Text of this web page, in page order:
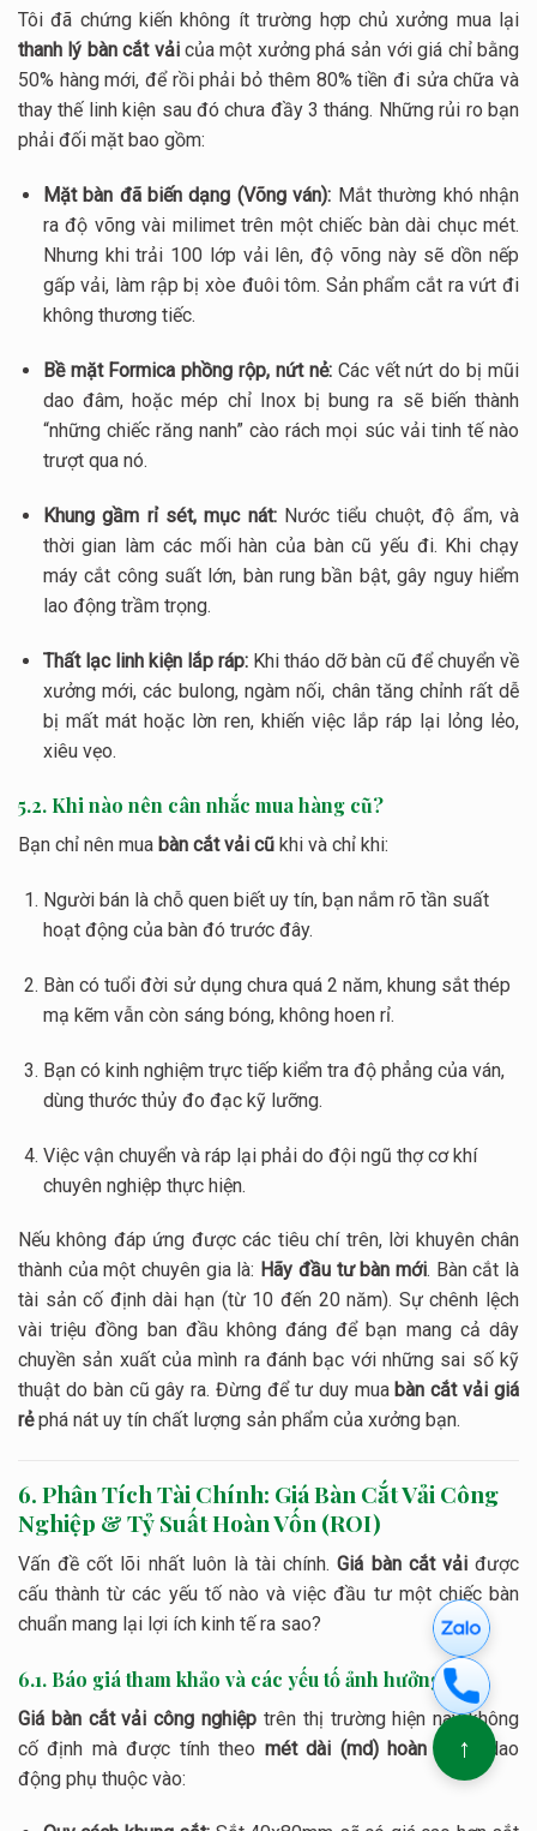
Tôi đã chứng kiến không ít trường hợp chủ xưởng mua lại
thanh lý bàn cắt vảicủa một xưởng phá sản với giá chỉ bằng
50% hàng mới, để rồi phải bỏ thêm 80% tiền đi sửa chữa và
thay thế linh kiện sau đó chưa đầy 3 tháng. Những rủi ro bạn
phải đối mặt bao gồm:
Mặt bàn đã biến dạng (Võng ván): Mắt thường khó nhận
ra độ võng vài milimet trên một chiếc bàn dài chục mét.
Nhưng khi trải 100 lớp vải lên, độ võng này sẽ dồn nếp
gấp vải, làm rập bị xòe đuôi tôm. Sản phẩm cắt ra vứt đi
không thương tiếc.
Bề mặt Formica phồng rộp, nứt nẻ:Các vết nứt do bị mũi
dao đâm, hoặc mép chỉ Inox bị bung ra sẽ biến thành
“những chiếc răng nanh” cào rách mọi súc vải tinh tế nào
trượt qua nó.
Khung gầm rỉ sét, mục nát:Nước tiểu chuột, độ ẩm, và
thời gian làm các mối hàn của bàn cũ yếu đi. Khi chạy
máy cắt công suất lớn, bàn rung bần bật, gây nguy hiểm
lao động trầm trọng.
Thất lạc linh kiện lắp ráp:Khi tháo dỡ bàn cũ để chuyển về
xưởng mới, các bulong, ngàm nối, chân tăng chỉnh rất dễ
bị mất mát hoặc lờn ren, khiến việc lắp ráp lại lỏng lẻo,
xiêu vẹo.
5.2. Khi nào nên cân nhắc mua hàng cũ?
Bạn chỉ nên mua bàn cắt vải cũ khi và chỉ khi:
Người bán là chỗ quen biết uy tín, bạn nắm rõ tần suất
hoạt động của bàn đó trước đây.
Bàn có tuổi đời sử dụng chưa quá 2 năm, khung sắt thép
mạ kẽm vẫn còn sáng bóng, không hoen rỉ.
Bạn có kinh nghiệm trực tiếp kiểm tra độ phẳng của ván,
dùng thước thủy đo đạc kỹ lưỡng.
Việc vận chuyển và ráp lại phải do đội ngũ thợ cơ khí
chuyên nghiệp thực hiện.
Nếu không đáp ứng được các tiêu chí trên, lời khuyên chân
thành của một chuyên gia là: Hãy đầu tư bàn mới. Bàn cắt là
tài sản cố định dài hạn (từ 10 đến 20 năm). Sự chênh lệch
vài triệu đồng ban đầu không đáng để bạn mang cả dây
chuyền sản xuất của mình ra đánh bạc với những sai số kỹ
thuật do bàn cũ gây ra. Đừng để tư duy mua bàn cắt vải giá
rẻphá nát uy tín chất lượng sản phẩm của xưởng bạn.
6. Phân Tích Tài Chính: Giá Bàn Cắt Vải Công
Nghiệp & Tỷ Suất Hoàn Vốn (ROI)
Vấn đề cốt lõi nhất luôn là tài chính.Giá bàn cắt vảiđược
cấu thành từ các yếu tố nào và việc đầu tư một chiếc bàn
chuẩn mang lại lợi ích kinh tế ra sao?
6.1. Báo giá tham khảo và các yếu tố ảnh hưởng
Giá bàn cắt vải công nghiệp trên thị trường hiện nay không
cố định mà được tính theo mét dài (md) hoàn thiện
, dao
động phụ thuộc vào:
↑